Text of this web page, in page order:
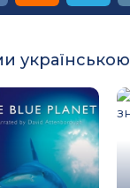
українською